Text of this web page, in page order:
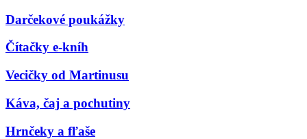
Darčekové poukážky
Čítačky e-kníh
Vecičky od Martinusu
Káva, čaj a pochutiny
Hrnčeky a fľaše